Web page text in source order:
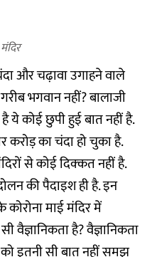
और चढ़ावा उगाहने वाले
भगवान नहीं? बालाजी
ये कोई छुपी हुई बात नहीं है.
करोड़ का चंदा हो चुका है.
से कोई दिक्‍कत नहीं है.
की पैदाइश ही है. इन
माई मंदिर में
वैज्ञानिकता है? वैज्ञानिकता
इतनी सी बात नहीं समझ